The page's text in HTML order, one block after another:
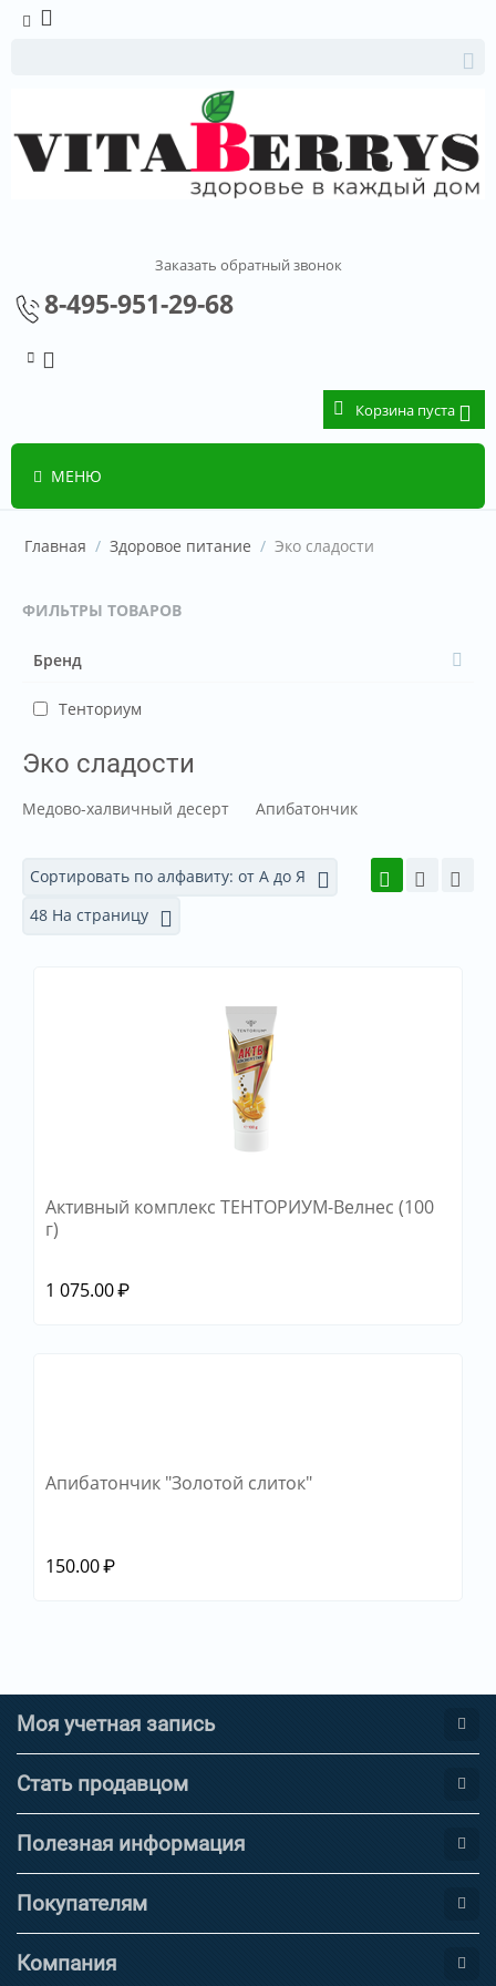
Заказать обратный звонок
8-495-951-29-68
Корзина пуста
МЕНЮ
Главная / Здоровое питание / Эко сладости
ФИЛЬТРЫ ТОВАРОВ
Бренд
Тенториум
Эко сладости
Медово-халвичный десерт Апибатончик
Сортировать по алфавиту: от А до Я
48 На страницу
Активный комплекс ТЕНТОРИУМ-Велнес (100
г)
1 075.00₽
Апибатончик "Золотой слиток"
150.00₽
Моя учетная запись
Стать продавцом
Полезная информация
Покупателям
Компания